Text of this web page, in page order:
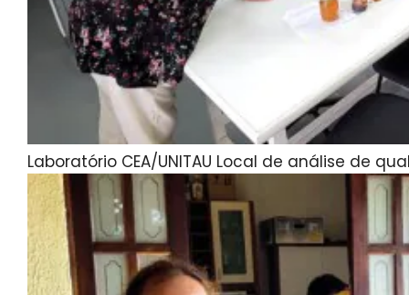
Laboratório CEA/UNITAU Local de análise de